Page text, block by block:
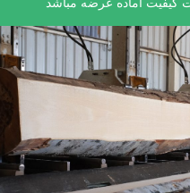
کیفیت اماده عرضه مباشد